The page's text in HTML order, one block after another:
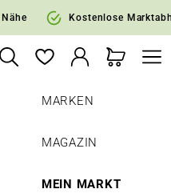
springenKostenlose
MARKEN
MAGAZIN
MEIN MARKT